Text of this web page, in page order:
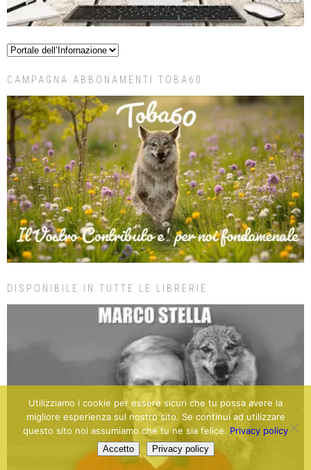
CAMPAGNA ABBONAMENTI TOBA60
DISPONIBILE IN TUTTE LE LIBRERIE
Utilizziamo i cookie per essere sicuri che tu possa avere la
migliore esperienza sul nostro sito. Se continui ad utilizzare
questo sito noi assumiamo che tu ne sia felice. Privacy policy
Accetto Privacy policy